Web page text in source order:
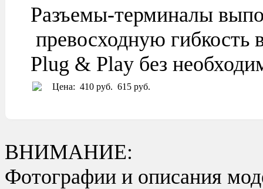
Разъемы-терминалы
превосходную гибкость
Plug & Play без
Цена: 410 руб. 615 руб.
ВНИМАНИЕ:
Фотографии и описания